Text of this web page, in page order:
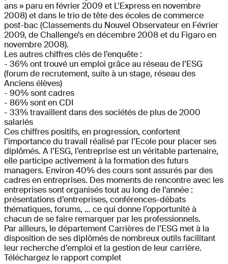
ans » paru en février 2009 et L’Express en novembre
2008) et dans le trio de tête des écoles de commerce
post-bac (Classements du Nouvel Observateur en Février
2009, de Challenge’s en décembre 2008 et du Figaro en
novembre 2008).
Les autres chiffres clés de l’enquête :
- 36% ont trouvé un emploi grâce au réseau de l’ESG
(forum de recrutement, suite à un stage, réseau des
Anciens élèves)
- 90% sont cadres
- 86% sont en CDI
- 33% travaillent dans des sociétés de plus de 2000
salariés
Ces chiffres positifs, en progression, confortent
l’importance du travail réalisé par l’Ecole pour placer ses
diplômés. A l’ESG, l’entreprise est un véritable partenaire,
elle participe activement à la formation des futurs
managers. Environ 40% des cours sont assurés par des
cadres en entreprises. Des moments de rencontre avec les
entreprises sont organisés tout au long de l’année :
présentations d’entreprises, conférences-débats
thématiques, forums, … ce qui donne l’opportunité à
chacun de se faire remarquer par les professionnels.
Par ailleurs, le département Carrières de l’ESG met à la
disposition de ses diplômés de nombreux outils facilitant
leur recherche d’emploi et la gestion de leur carrière.
Téléchargez le rapport complet